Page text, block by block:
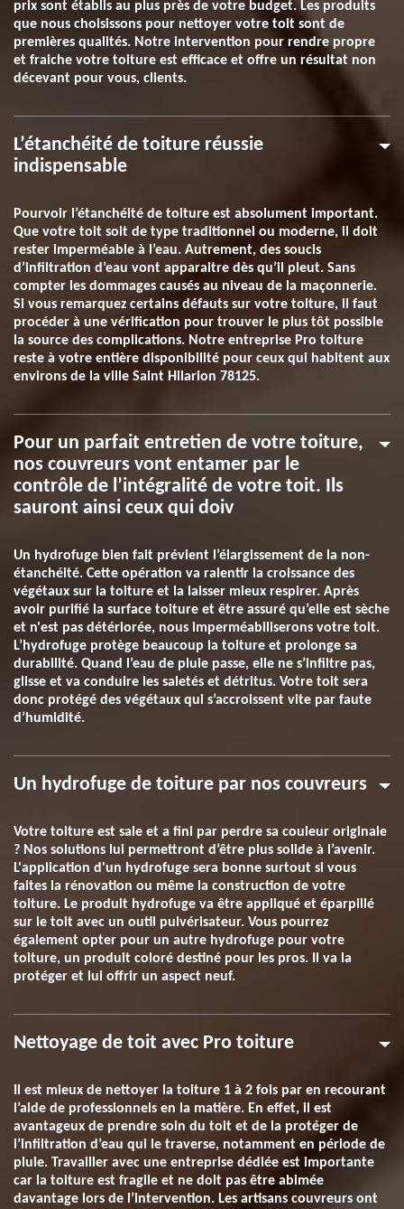
prix sont établis au plus près de votre budget. Les produits
que nous choisissons pour nettoyer votre toit sont de
premières qualités. Notre intervention pour rendre propre
et fraiche votre toiture est efficace et offre un résultat non
décevant pour vous, clients.
L’étanchéité de toiture réussie
indispensable
Pourvoir l’étanchéité de toiture est absolument important.
Que votre toit soit de type traditionnel ou moderne, il doit
rester imperméable à l’eau. Autrement, des soucis
d’infiltration d’eau vont apparaitre dès qu’il pleut. Sans
compter les dommages causés au niveau de la maçonnerie.
Si vous remarquez certains défauts sur votre toiture, il faut
procéder à une vérification pour trouver le plus tôt possible
la source des complications. Notre entreprise Pro toiture
reste à votre entière disponibilité pour ceux qui habitent aux
environs de la ville Saint Hilarion 78125.
Pour un parfait entretien de votre toiture,
nos couvreurs vont entamer par le
contrôle de l’intégralité de votre toit. Ils
sauront ainsi ceux qui doiv
Un hydrofuge bien fait prévient l’élargissement de la non-
étanchéité. Cette opération va ralentir la croissance des
végétaux sur la toiture et la laisser mieux respirer. Après
avoir purifié la surface toiture et être assuré qu’elle est sèche
et n'est pas détériorée, nous imperméabiliserons votre toit.
L’hydrofuge protège beaucoup la toiture et prolonge sa
durabilité. Quand l’eau de pluie passe, elle ne s’infiltre pas,
glisse et va conduire les saletés et détritus. Votre toit sera
donc protégé des végétaux qui s’accroissent vite par faute
d’humidité.
Un hydrofuge de toiture par nos couvreurs
Votre toiture est sale et a fini par perdre sa couleur originale
? Nos solutions lui permettront d’être plus solide à l’avenir.
L'application d'un hydrofuge sera bonne surtout si vous
faites la rénovation ou même la construction de votre
toiture. Le produit hydrofuge va être appliqué et éparpillé
sur le toit avec un outil pulvérisateur. Vous pourrez
également opter pour un autre hydrofuge pour votre
toiture, un produit coloré destiné pour les pros. Il va la
protéger et lui offrir un aspect neuf.
Nettoyage de toit avec Pro toiture
Il est mieux de nettoyer la toiture 1 à 2 fois par en recourant
l’aide de professionnels en la matière. En effet, il est
avantageux de prendre soin du toit et de la protéger de
l’infiltration d’eau qui le traverse, notamment en période de
pluie. Travailler avec une entreprise dédiée est importante
car la toiture est fragile et ne doit pas être abimée
davantage lors de l’intervention. Les artisans couvreurs ont